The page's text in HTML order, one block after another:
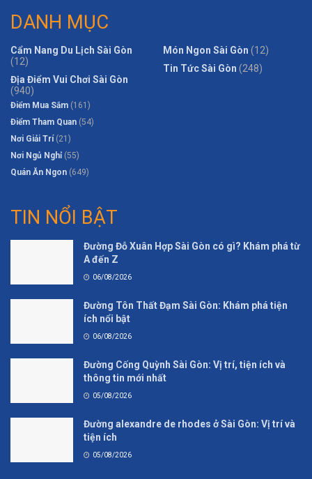
DANH MỤC
Cẩm Nang Du Lịch Sài Gòn
(12)
Địa Điểm Vui Chơi Sài Gòn
(940)
Điểm Mua Sắm (161)
Điểm Tham Quan (54)
Nơi Giải Trí (21)
Nơi Ngủ Nghỉ (55)
Quán Ăn Ngon (649)
Món Ngon Sài Gòn (12)
Tin Tức Sài Gòn (248)
TIN NỔI BẬT
Đường Đỗ Xuân Hợp Sài Gòn có gì? Khám phá từ
A đến Z
06/08/2026
Đường Tôn Thất Đạm Sài Gòn: Khám phá tiện
ích nổi bật
06/08/2026
Đường Cống Quỳnh Sài Gòn: Vị trí, tiện ích và
thông tin mới nhất
05/08/2026
Đường alexandre de rhodes ở Sài Gòn: Vị trí và
tiện ích
05/08/2026